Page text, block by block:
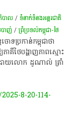
ភិបាល /ទំនាក់ទំនងអន្តរជាតិ
ាញ់ /ព្រំប្រទល់កម្ពុជា-ថៃ
ោទប្រកាន់​កម្ពុជា​ថា​
គី​ថៃ​បង្ហាញ​ភាព​ស្មោះ
ដោយ​លោក​ ដូ​ណា​ល់​ ត្រាំ
8-20-114-